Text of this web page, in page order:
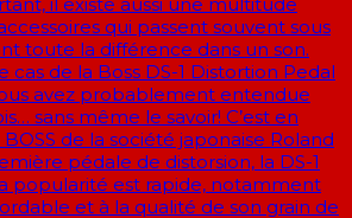
qui passent souvent sous
toute la différence dans un son.
cas de la Boss DS-1 Distortion Pedal
avez probablement entendue
sans même le savoir! C’est en
de la société japonaise Roland
pédale de distorsion, la DS-1
popularité est rapide, notamment
et à la qualité de son grain de